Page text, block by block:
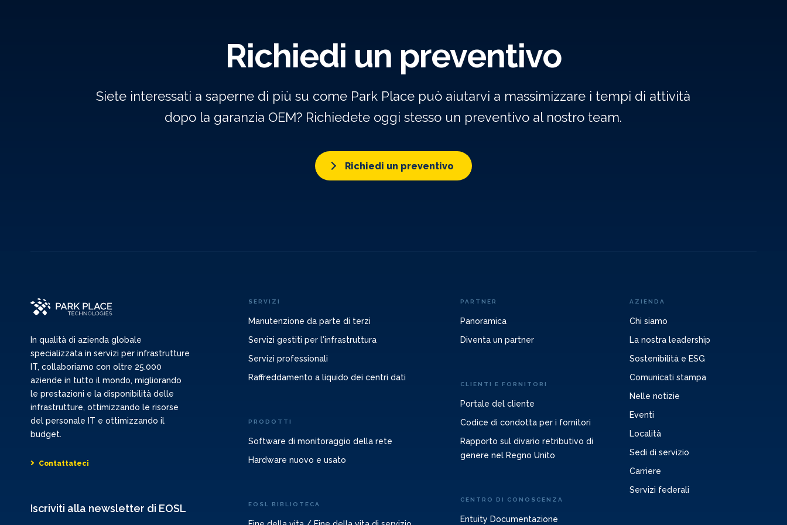
Richiedi un preventivo
Siete interessati a saperne di più su come Park Place può aiutarvi a massimizzare i tempi di attività
dopo la garanzia OEM? Richiedete oggi stesso un preventivo al nostro team.
Richiedi un preventivo
In qualità di azienda globale
specializzata in servizi per infrastrutture
IT, collaboriamo con oltre 25.000
aziende in tutto il mondo, migliorando
le prestazioni e la disponibilità delle
infrastrutture, ottimizzando le risorse
del personale IT e ottimizzando il
budget.
Contattateci
Iscriviti alla newsletter di EOSL
SERVIZI
Manutenzione da parte di terzi
Servizi gestiti per l'infrastruttura
Servizi professionali
Raffreddamento a liquido dei centri dati
PRODOTTI
Software di monitoraggio della rete
Hardware nuovo e usato
EOSL BIBLIOTECA
PARTNER
Panoramica
Diventa un partner
CLIENTI E FORNITORI
Portale del cliente
Codice di condotta per i fornitori
Rapporto sul divario retributivo di
genere nel Regno Unito
CENTRO DI CONOSCENZA
Entuity Documentazione
AZIENDA
Chi siamo
La nostra leadership
Sostenibilità e ESG
Comunicati stampa
Nelle notizie
Eventi
Località
Sedi di servizio
Carriere
Servizi federali